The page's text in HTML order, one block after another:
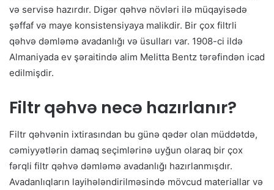
və servisə hazırdır. Digər qəhvə növləri ilə müqayisədə
şəffaf və maye konsistensiyaya malikdir. Bir çox filtrli
qəhvə dəmləmə avadanlığı və üsulları var. 1908-ci ildə
Almaniyada ev şəraitində alim Melitta Bentz tərəfindən icad
edilmişdir.
Filtr qəhvə necə hazırlanır?
Filtr qəhvənin ixtirasından bu günə qədər olan müddətdə,
cəmiyyətlərin damaq seçimlərinə uyğun olaraq bir çox
fərqli filtr qəhvə dəmləmə avadanlığı hazırlanmışdır.
Avadanlıqların layihələndirilməsində mövcud materiallar və